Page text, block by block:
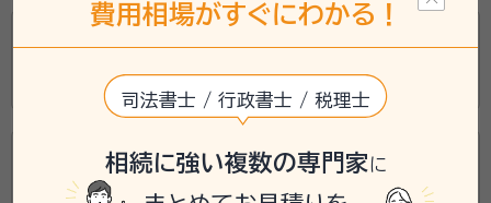
群馬県桐生市東6丁目6-64
内田行政書士事務所
費用 相場がすぐにわかる！
司法書士 / 行政書士 / 税理士
相続に強い複数の専門家に